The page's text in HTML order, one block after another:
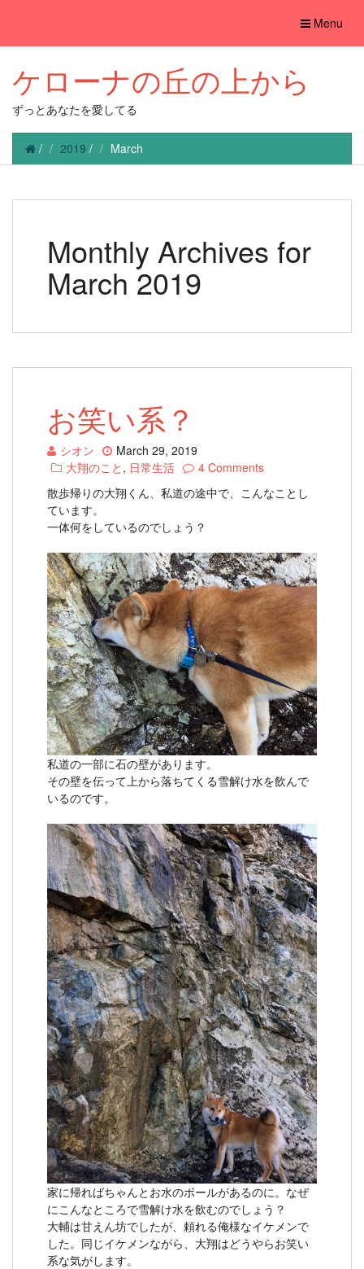
Toggle
Menu
ケローナの丘の上から
ずっとあなたを愛してる
/ 2019 / March
Monthly Archives for
March 2019
お笑い系？
シオン
March 29, 2019
大翔のこと , 日常生活
4 Comments
散歩帰りの大翔くん、私道の途中で、こんなことし
ています。
一体何をしているのでしょう？
私道の一部に石の壁があります。
その壁を伝って上から落ちてくる雪解け水を飲んで
いるのです。
家に帰ればちゃんとお水のボールがあるのに。なぜ
にこんなところで雪解け水を飲むのでしょう？
大輔は甘えん坊でしたが、頼れる俺様なイケメンで
した。同じイケメンながら、大翔はどうやらお笑い
系な気がします。